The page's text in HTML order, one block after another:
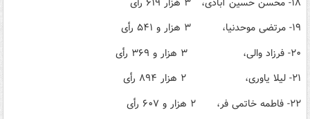
۱۹- مرتضی موحدنیا، ۳ هزار و ۵۴۱ رأی
۲۰- فرزاد والی، ۳ هزار و ۳۶۹ رأی
۲۱- لیلا یاوری، ۲ هزار ۸۹۴ رأی
۲۲- فاطمه خاتمی فر، ۲ هزار و ۶۰۷ رأی